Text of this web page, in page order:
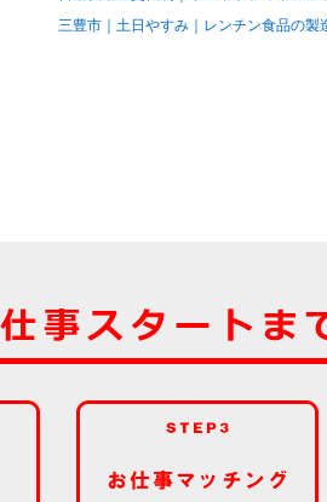
三豊市｜土日やすみ｜レンチン食品の製